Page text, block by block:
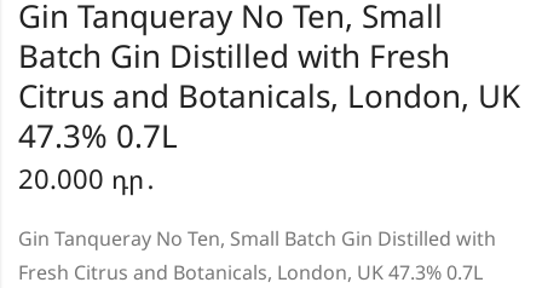
Gin Tanqueray No Ten, Small
Batch Gin Distilled with Fresh
Citrus and Botanicals, London, UK
47.3% 0.7L
20.000 դր․
Gin Tanqueray No Ten, Small Batch Gin Distilled with
Fresh Citrus and Botanicals, London, UK 47.3% 0.7L